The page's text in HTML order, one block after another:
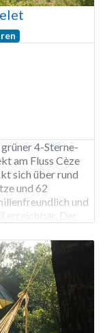
4-Sterne-
am Fluss Cèze
sich über rund
und 62
und
erreichbar. Der